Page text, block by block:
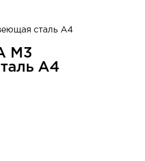
сталь А4
М3
А4